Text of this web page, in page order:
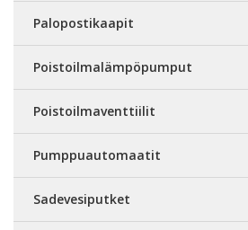
Palopostikaapit
Poistoilmalämpöpumput
Poistoilmaventtiilit
Pumppuautomaatit
Sadevesiputket